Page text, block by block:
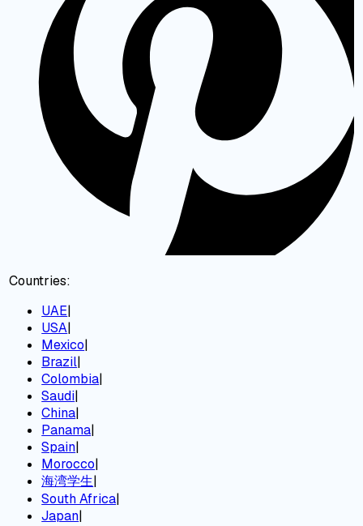
Countries:
UAE|
USA|
Mexico|
Brazil|
Colombia|
Saudi|
China|
Panama|
Spain|
Morocco|
海湾学生|
South Africa|
Japan|